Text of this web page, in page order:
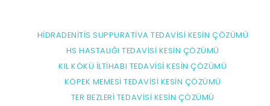
HIDRADENITIS SUPPURATIVA TEDAVISI KESIN ÇÖZÜMÜ
HS HASTALIĞI TEDAVISI KESIN ÇÖZÜMÜ
KIL KÖKÜ İLTIHABI TEDAVISI KESIN ÇÖZÜMÜ
KÖPEK MEMESI TEDAVISI KESIN ÇÖZÜMÜ
TER BEZLERI TEDAVISI KESIN ÇÖZÜMÜ